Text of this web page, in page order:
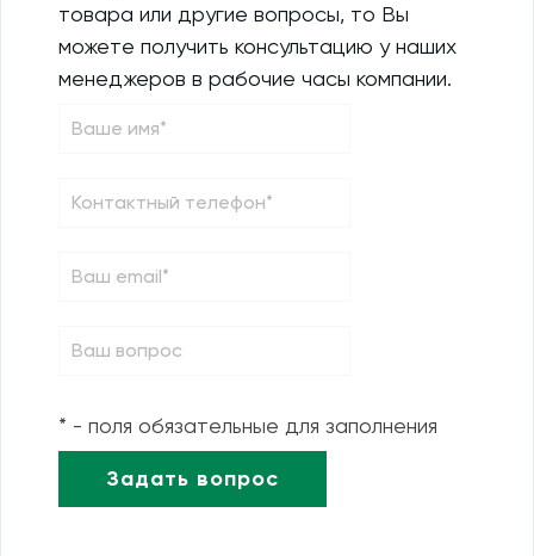
товара или другие вопросы, то Вы
можете получить консультацию у наших
менеджеров в рабочие часы компании.
* - поля обязательные для заполнения